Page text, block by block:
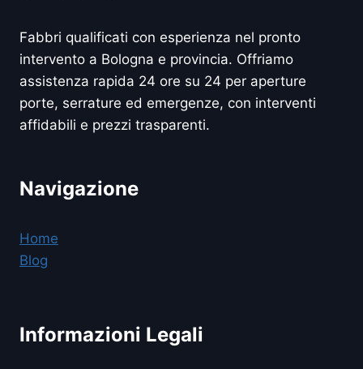
Fabbri qualificati con esperienza nel pronto
intervento a Bologna e provincia. Offriamo
assistenza rapida 24 ore su 24 per aperture
porte, serrature ed emergenze, con interventi
affidabili e prezzi trasparenti.
Navigazione
Home
Blog
Informazioni Legali